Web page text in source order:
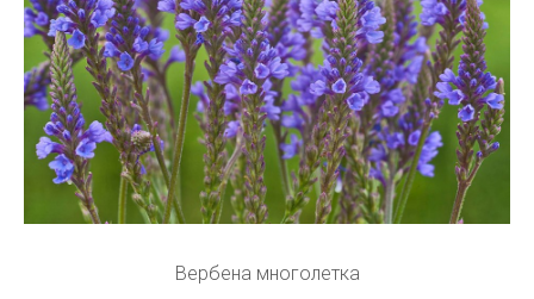
Вербена многолетка